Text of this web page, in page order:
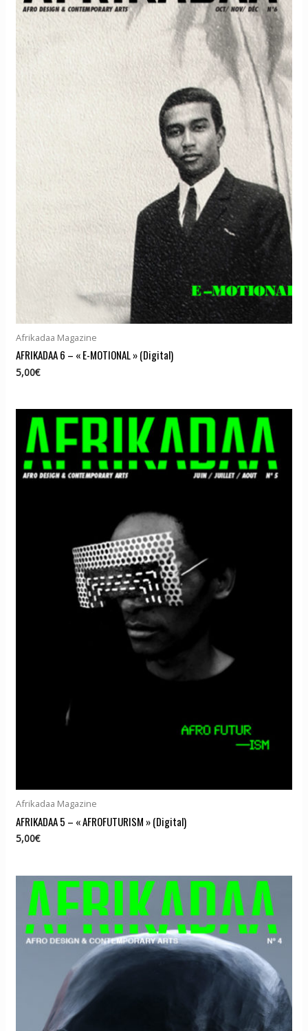
Afrikadaa Magazine
AFRIKADAA 6 – « E-MOTIONAL » (Digital)
5,00€
Afrikadaa Magazine
AFRIKADAA 5 – « AFROFUTURISM » (Digital)
5,00€